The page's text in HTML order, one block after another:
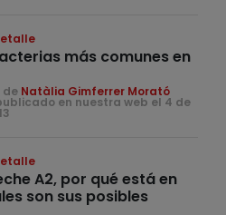
más comunes en
de Natàlia Gimferrer Morató
en nuestra web el 4 de
A2, por qué está en
son sus posibles